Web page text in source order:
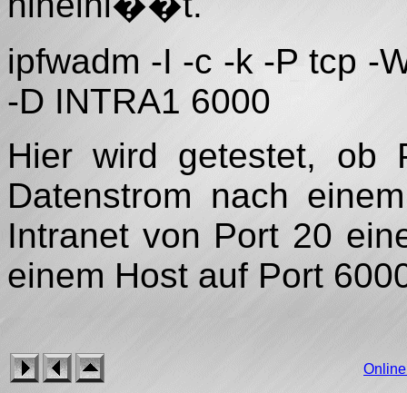
ipfwadm -I -c -k -P tcp -
-D INTRA1 6000
Hier wird getestet, ob
Datenstrom nach
Intranet von Port 20
einem Host auf Port